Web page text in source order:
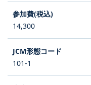
14,300
101-1